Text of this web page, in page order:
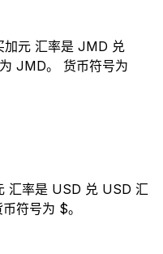
加元 汇率是 JMD 兑
JMD。 货币符号为
汇率是 USD 兑 USD 汇
符号为 $。